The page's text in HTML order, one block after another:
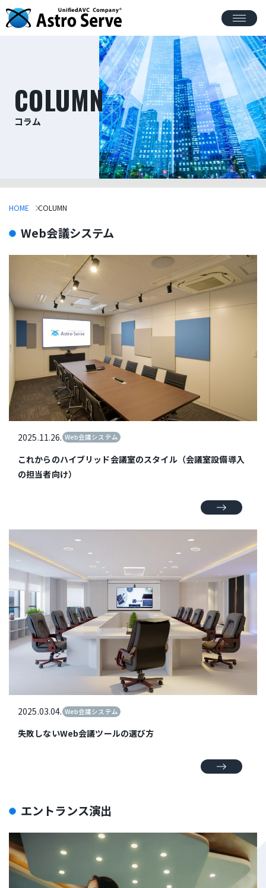
COLUMN
コラム
HOME COLUMN
Web会議システム
2025.11.26. Web会議システム
これからのハイブリッド会議室のスタイル（会議室設備導入
の担当者向け）
2025.03.04. Web会議システム
失敗しないWeb会議ツールの選び方
エントランス演出